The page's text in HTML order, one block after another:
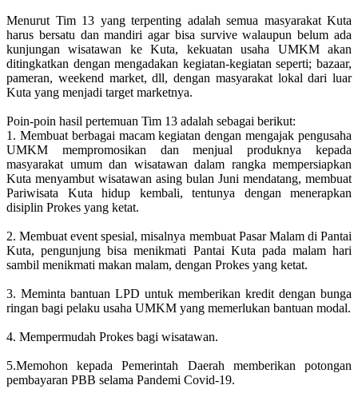
Menurut Tim 13 yang terpenting adalah semua masyarakat Kuta
harus bersatu dan mandiri agar bisa survive walaupun belum ada
kunjungan wisatawan ke Kuta, kekuatan usaha UMKM akan
ditingkatkan dengan mengadakan kegiatan-kegiatan seperti; bazaar,
pameran, weekend market, dll, dengan masyarakat lokal dari luar
Kuta yang menjadi target marketnya.
Poin-poin hasil pertemuan Tim 13 adalah sebagai berikut:
1. Membuat berbagai macam kegiatan dengan mengajak pengusaha
UMKM mempromosikan dan menjual produknya kepada
masyarakat umum dan wisatawan dalam rangka mempersiapkan
Kuta menyambut wisatawan asing bulan Juni mendatang, membuat
Pariwisata Kuta hidup kembali, tentunya dengan menerapkan
disiplin Prokes yang ketat.
2. Membuat event spesial, misalnya membuat Pasar Malam di Pantai
Kuta, pengunjung bisa menikmati Pantai Kuta pada malam hari
sambil menikmati makan malam, dengan Prokes yang ketat.
3. Meminta bantuan LPD untuk memberikan kredit dengan bunga
ringan bagi pelaku usaha UMKM yang memerlukan bantuan modal.
4. Mempermudah Prokes bagi wisatawan.
5.Memohon kepada Pemerintah Daerah memberikan potongan
pembayaran PBB selama Pandemi Covid-19.